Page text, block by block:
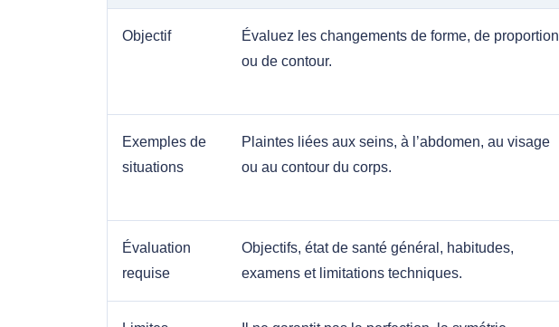
Objectif
Évaluez les changements de forme, de proportion
ou de contour.
Exemples de
situations
Plaintes liées aux seins, à l’abdomen, au visage
ou au contour du corps.
Évaluation
requise
Objectifs, état de santé général, habitudes,
examens et limitations techniques.